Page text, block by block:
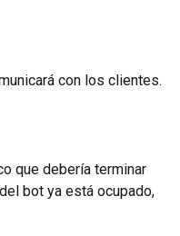
con los clientes.
que debería terminar
bot ya está ocupado,